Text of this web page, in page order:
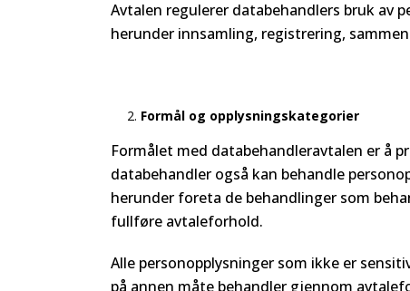
Avtalen regulerer databehandlers bruk av
herunder innsamling, registrering,
Formål og opplysningskategorier
Formålet med databehandleravtalen er å
databehandler også kan behandle
herunder foreta de behandlinger som
fullføre avtaleforhold.
Alle personopplysninger som ikke er
på annen måte behandler gjennom